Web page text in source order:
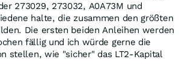
273029, 273032, A0A73M und
halte, die zusammen den größten
Die ersten beiden Anleihen werden
fällig und ich würde gerne die
stellen, wie "sicher" das LT2-Kapital